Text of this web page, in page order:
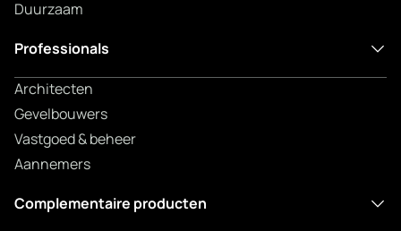
Duurzaam
Professionals
Architecten
Gevelbouwers
Vastgoed & beheer
Aannemers
Complementaire producten